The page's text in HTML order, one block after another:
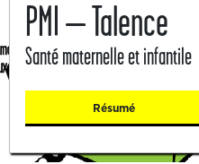
PMI – Talence
Santé maternelle et infantile
Résumé